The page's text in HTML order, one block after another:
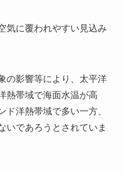
気に覆われやすい見込み
の影響等により、太平洋
熱帯域で海面水温が高
ド洋熱帯域で多い一方、
いであろうとされていま